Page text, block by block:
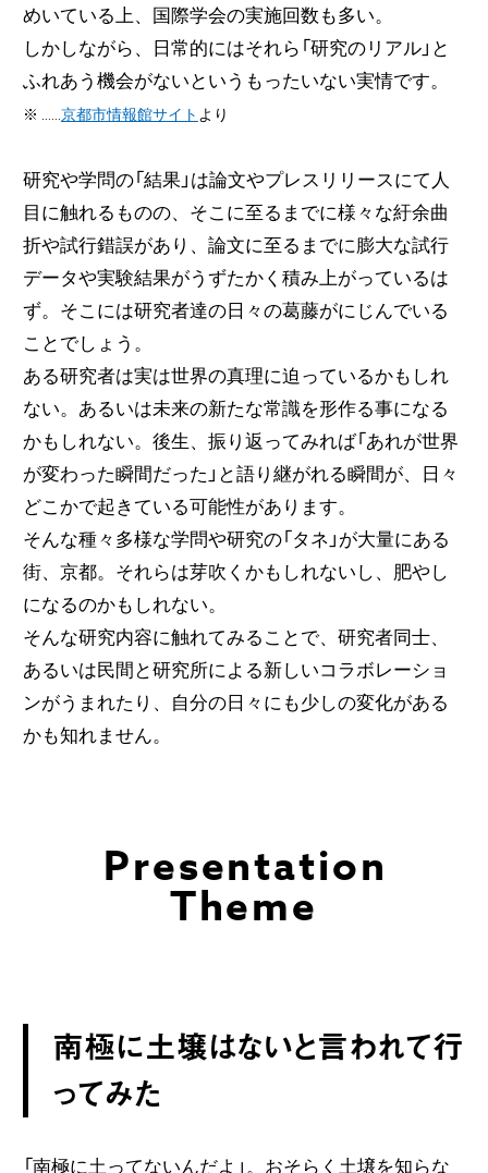
めいている上、国際学会の実施回数も多い。
しかしながら、日常的にはそれら「研究のリアル」と
ふれあう機会がないというもったいない実情です。
※ …… 京都市情報館サイト より
研究や学問の「結果」は論文やプレスリリースにて人
目に触れるものの、そこに至るまでに様々な紆余曲
折や試行錯誤があり、論文に至るまでに膨大な試行
データや実験結果がうずたかく積み上がっているは
ず。そこには研究者達の日々の葛藤がにじんでいる
ことでしょう。
ある研究者は実は世界の真理に迫っているかもしれ
ない。あるいは未来の新たな常識を形作る事になる
かもしれない。後生、振り返ってみれば「あれが世界
が変わった瞬間だった」と語り継がれる瞬間が、日々
どこかで起きている可能性があります。
そんな種々多様な学問や研究の「タネ」が大量にある
街、京都。それらは芽吹くかもしれないし、肥やし
になるのかもしれない。
そんな研究内容に触れてみることで、研究者同士、
あるいは民間と研究所による新しいコラボレーショ
ンがうまれたり、自分の日々にも少しの変化がある
かも知れません。
Presentation
Theme
南極に土壌はないと言われて行
ってみた
「南極に土ってないんだよ」。おそらく土壌を知らな